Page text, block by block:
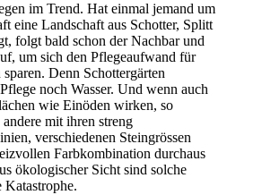
im Trend. Hat einmal jemand um
eine Landschaft aus Schotter, Splitt
folgt bald schon der Nachbar und
um sich den Pflegeaufwand für
Denn Schottergärten
noch Wasser. Und wenn auch
wie Einöden wirken, so
mit ihren streng
verschiedenen Steingrössen
Farbkombination durchaus
ökologischer Sicht sind solche
Katastrophe.